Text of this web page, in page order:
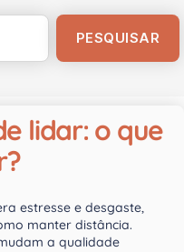
lidar: o que
estresse e desgaste,
manter distância.
a qualidade